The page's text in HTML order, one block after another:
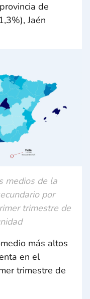
de
Jaén
medios de la
por
trimestre de
más altos
en el
trimestre de